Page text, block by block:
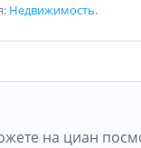
Недвижимость.
на циан